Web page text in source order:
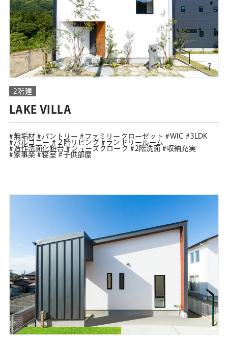
2階建
LAKE VILLA
無垢材 パントリー ファミリークローゼット WIC
3LDK
バルコニー
２階リビング
ランドリールーム
造作洗面化粧台
シューズクローク 2階洗面
収納充実
家事楽
寝室 子供部屋